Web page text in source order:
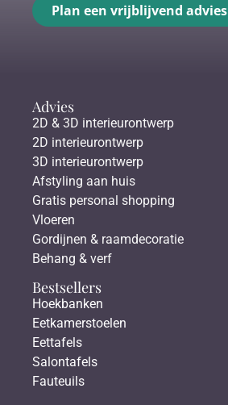
Plan een vrijblijvend advies
Advies
2D & 3D interieurontwerp
2D interieurontwerp
3D interieurontwerp
Afstyling aan huis
Gratis personal shopping
Vloeren
Gordijnen & raamdecoratie
Behang & verf
Bestsellers
Hoekbanken
Eetkamerstoelen
Eettafels
Salontafels
Fauteuils